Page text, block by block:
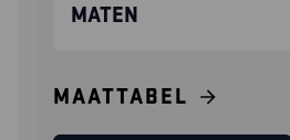
MATEN
MAATTABEL